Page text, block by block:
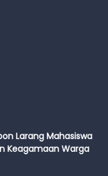
Larang Mahasiswa
Keagamaan Warga